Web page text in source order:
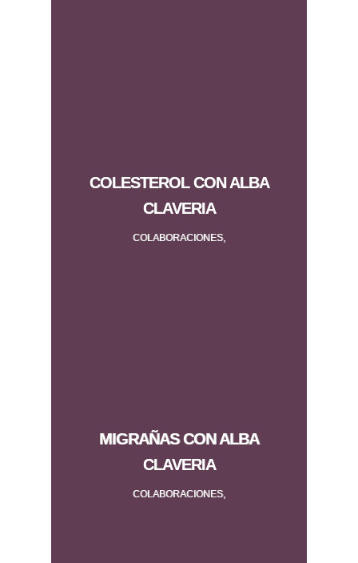
COLESTEROL CON ALBA
CLAVERIA
COLABORACIONES,
MIGRAÑAS CON ALBA
CLAVERIA
COLABORACIONES,